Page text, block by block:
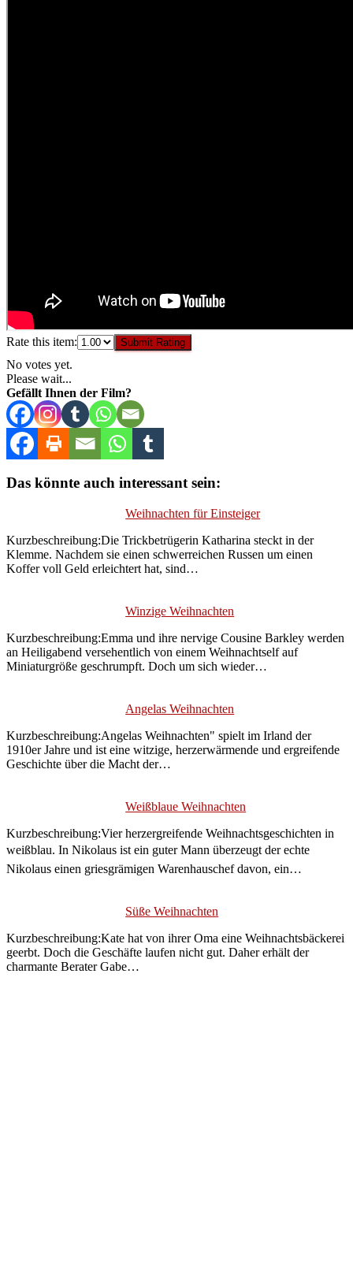
Rate this item: Submit Rating
No votes yet.
Please wait...
Gefällt Ihnen der Film?
Das könnte auch interessant sein:
Weihnachten für Einsteiger
Kurzbeschreibung:Die Trickbetrügerin Katharina steckt in der
Klemme. Nachdem sie einen schwerreichen Russen um einen
Koffer voll Geld erleichtert hat, sind…
Winzige Weihnachten
Kurzbeschreibung:Emma und ihre nervige Cousine Barkley werden
an Heiligabend versehentlich von einem Weihnachtself auf
Miniaturgröße geschrumpft. Doch um sich wieder…
Angelas Weihnachten
Kurzbeschreibung:Angelas Weihnachten" spielt im Irland der
1910er Jahre und ist eine witzige, herzerwärmende und ergreifende
Geschichte über die Macht der…
Weißblaue Weihnachten
Kurzbeschreibung:Vier herzergreifende Weihnachtsgeschichten in
weißblau. In Nikolaus ist ein guter Mann überzeugt der echte
Nikolaus einen griesgrämigen Warenhauschef davon, ein…
Süße Weihnachten
Kurzbeschreibung:Kate hat von ihrer Oma eine Weihnachtsbäckerei
geerbt. Doch die Geschäfte laufen nicht gut. Daher erhält der
charmante Berater Gabe…